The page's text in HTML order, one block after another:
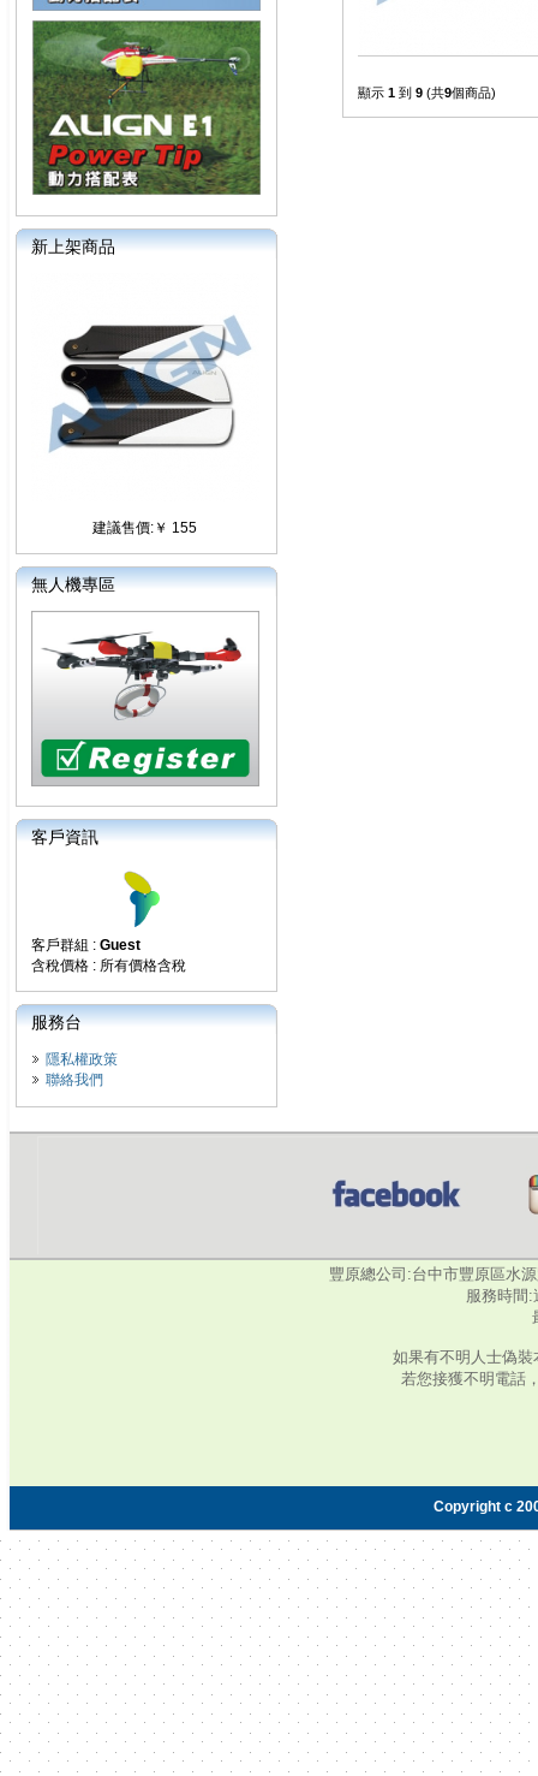
新上架商品
建議售價:￥ 155
無人機專區
客戶資訊
客戶群組 : Guest
含稅價格 : 所有價格含稅
服務台
隱私權政策
聯絡我們
顯示 1 到 9 (共9個商品)
豐原總公司:台中市豐原區水
服務時間:
如果有不明人士偽
若您接獲不明電話
Copyright c